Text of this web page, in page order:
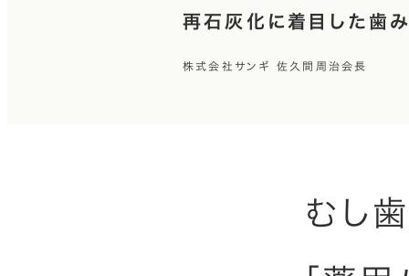
再石灰化に着目した歯
株式会社サンギ 佐久間周治会長
むし